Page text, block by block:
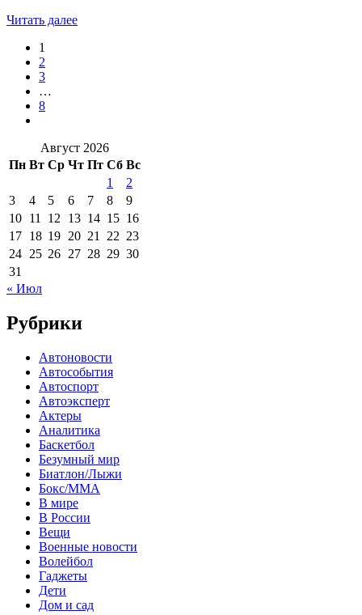
Читать далее
1
2
3
…
8
Август 2026
Пн Вт Ср Чт Пт Сб Вс
1
2
3
4 5 6 7 8
9
10 11 12 13 14 15 16
17 18 19 20 21 22 23
24 25 26 27 28 29 30
31
« Июл
Рубрики
Автоновости
Автособытия
Автоспорт
Автоэксперт
Актеры
Аналитика
Баскетбол
Безумный мир
Биатлон/Лыжи
Бокс/MMA
В мире
В России
Вещи
Военные новости
Волейбол
Гаджеты
Дети
Дом и сад